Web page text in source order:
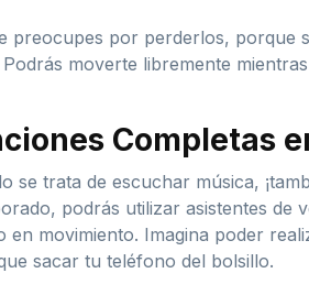
preocupes por perderlos, porque
moverte libremente
Completas
se trata de escuchar música,
podrás utilizar asistentes de
en movimiento. Imagina poder
sacar tu teléfono del bolsillo.